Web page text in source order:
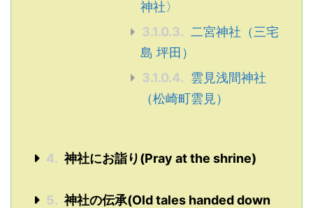
神社〉
3.1.0.3.
二宮神社（三宅
島 坪田）
3.1.0.4. 雲見浅間神社
（松崎町雲見）
4. 神社にお詣り(Pray at the shrine)
5. 神社の伝承(Old tales handed down